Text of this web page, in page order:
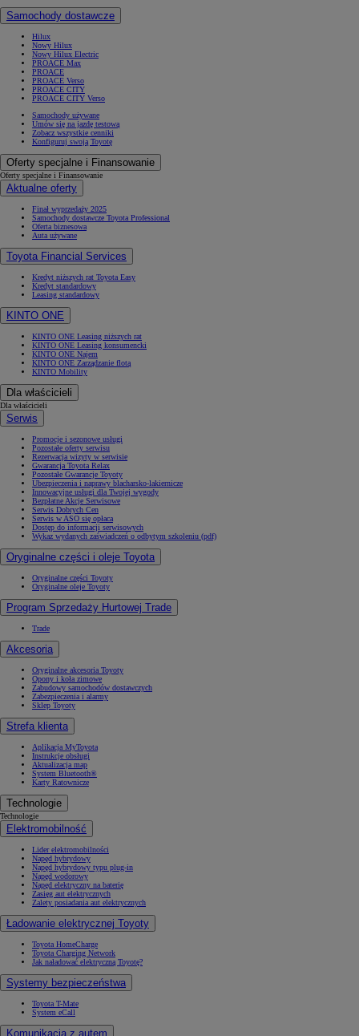
Samochody dostawcze
Hilux
Nowy Hilux
Nowy Hilux Electric
PROACE Max
PROACE
PROACE Verso
PROACE CITY
PROACE CITY Verso
Samochody używane
Umów się na jazdę testową
Zobacz wszystkie cenniki
Konfiguruj swoją Toyotę
Oferty specjalne i Finansowanie
Oferty specjalne i Finansowanie
Aktualne oferty
Finał wyprzedaży 2025
Samochody dostawcze Toyota Professional
Oferta biznesowa
Auta używane
Toyota Financial Services
Kredyt niższych rat Toyota Easy
Kredyt standardowy
Leasing standardowy
KINTO ONE
KINTO ONE Leasing niższych rat
KINTO ONE Leasing konsumencki
KINTO ONE Najem
KINTO ONE Zarządzanie flotą
KINTO Mobility
Dla właścicieli
Dla właścicieli
Serwis
Promocje i sezonowe usługi
Pozostałe oferty serwisu
Rezerwacja wizyty w serwisie
Gwarancja Toyota Relax
Pozostałe Gwarancje Toyoty
Ubezpieczenia i naprawy blacharsko-lakiernicze
Innowacyjne usługi dla Twojej wygody
Bezpłatne Akcje Serwisowe
Serwis Dobrych Cen
Serwis w ASO się opłaca
Dostęp do informacji serwisowych
Wykaz wydanych zaświadczeń o odbytym szkoleniu (pdf)
Oryginalne części i oleje Toyota
Oryginalne części Toyoty
Oryginalne oleje Toyoty
Program Sprzedaży Hurtowej Trade
Trade
Akcesoria
Oryginalne akcesoria Toyoty
Opony i koła zimowe
Zabudowy samochodów dostawczych
Zabezpieczenia i alarmy
Sklep Toyoty
Strefa klienta
Aplikacja MyToyota
Instrukcje obsługi
Aktualizacja map
System Bluetooth®
Karty Ratownicze
Technologie
Technologie
Elektromobilność
Lider elektromobilności
Napęd hybrydowy
Napęd hybrydowy typu plug-in
Napęd wodorowy
Napęd elektryczny na baterię
Zasięg aut elektrycznych
Zalety posiadania aut elektrycznych
Ładowanie elektrycznej Toyoty
Toyota HomeCharge
Toyota Charging Network
Jak naładować elektryczną Toyotę?
Systemy bezpieczeństwa
Toyota T-Mate
System eCall
Komunikacja z autem